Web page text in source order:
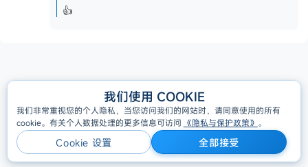
👍
我们使用 COOKIE
我们非常重视您的个人隐私，当您访问我们的网站时，请同意使用的所有
cookie。有关个人数据处理的更多信息可访问 《隐私与保护政策》 。
Cookie 设置
全部接受
All Rights Reserved, Copyright © GigaDevice 2005-2026
隐私策略